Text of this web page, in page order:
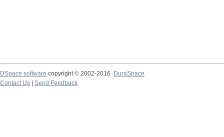
DSpace software copyright © 2002-2016
DuraSpace
Contact Us
Send Feedback